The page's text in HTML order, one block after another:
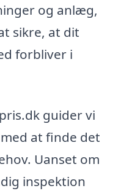
og anlæg,
sikre, at dit
forbliver i
guider vi
at finde det
Uanset om
inspektion